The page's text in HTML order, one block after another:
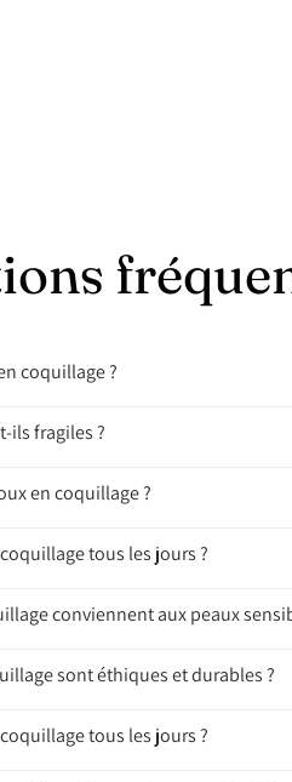
coquillage ?
ils fragiles ?
en coquillage ?
tous les jours ?
conviennent aux peaux
sont éthiques et durables ?
tous les jours ?